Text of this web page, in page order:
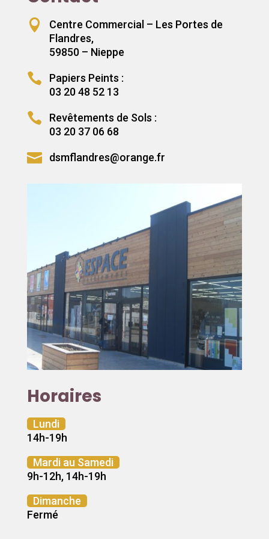

Centre Commercial – Les Portes de
Flandres,
59850 – Nieppe

Papiers Peints :
03 20 48 52 13

Revêtements de Sols :
03 20 37 06 68
 dsmflandres@orange.fr
Horaires
Lundi
14h-19h
Mardi au Samedi
9h-12h, 14h-19h
Dimanche
Fermé